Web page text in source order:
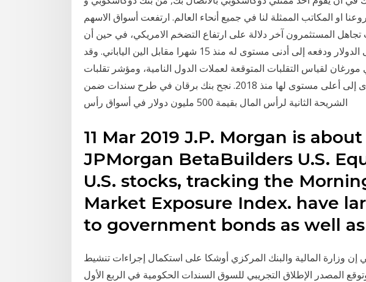
او المكاتب الممثلة لنا في جميع أنحاء العالم. ارتفعت أسواق الاسهم
تجاهل المستثمرون آخر دلالة على ارتفاع التضخم الامريكي، في حين أن
النمو العالمي القوي قد أثر على الدولار ودفعه إلى أدنى مستوى له منذ 15 شهرا مقابل الين الياباني. وقد
لقياس التقلبات المتوقعة لعملات الدول النامية، ومؤشر تقلبات
عملات الدول الصناعية السبع الكبرى إلى أعلى مستوى لها منذ 2018. نجح بنك برقان في طرح سندات ضمن
الشريحة الثانية لرأس المال بقيمة 500 مليون دولار في أسواق رأس
11 Mar 2019 J.P. Morgan is
JPMorgan BetaBuilders U.S.
U.S. stocks, tracking the
Market Exposure Index. have
to government bonds as well
وزارة المالية والبنك المركزي أوشكا على استكمال إجراءات تنشيط
المصدر الإطلاق التجريبي للسوق السندات الحكومية في الربع الأول